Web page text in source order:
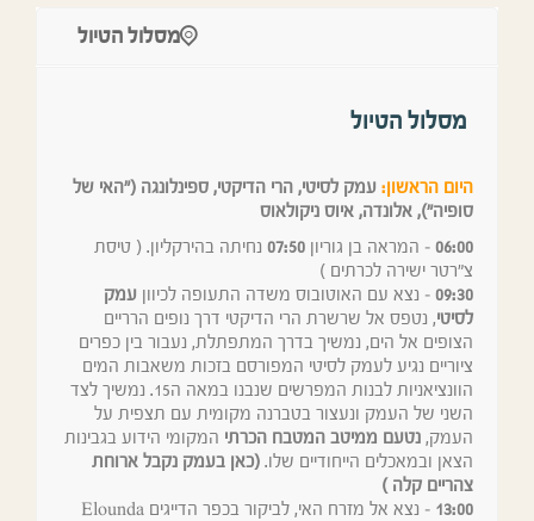
מסלול הטיול
מסלול הטיול
היום הראשון: עמק לסיטי, הרי הדיקטי, ספינלונגה ("האי של
סופיה"), אלונדה, איוס ניקולאוס
06:00 – המראה בן גוריון 07:50 נחיתה בהירקליון. ( טיסת
צ"רטר ישירה לכרתים )
09:30 – נצא עם האוטובוס משדה התעופה לכיוון עמק
לסיטי, נטפס אל שרשרת הרי הדיקטי דרך נופים הרריים
הצופים אל הים, נמשיך בדרך המתפתלת, נעבור בין כפרים
ציוריים נגיע לעמק לסיטי המפורסם בזכות משאבות המים
הוונציאניות לבנות המפרשים שנבנו במאה ה15. נמשיך לצד
השני של העמק ונעצור בטברנה מקומית עם תצפית על
העמק, נטעם ממיטב המטבח הכרתי המקומי הידוע בגבינות
הצאן ובמאכלים הייחודיים שלו. (כאן בעמק נקבל ארוחת
צהריים קלה )
13:00
– נצא אל מזרח האי, לביקור בכפר הדייגים Elounda